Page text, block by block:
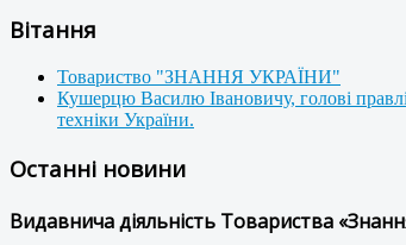
Вітання
Товариство "ЗНАННЯ УКРАЇНИ"
Кушерцю Василю Івановичу, голові
техніки України.
Останні новини
Видавнича діяльність Товариства